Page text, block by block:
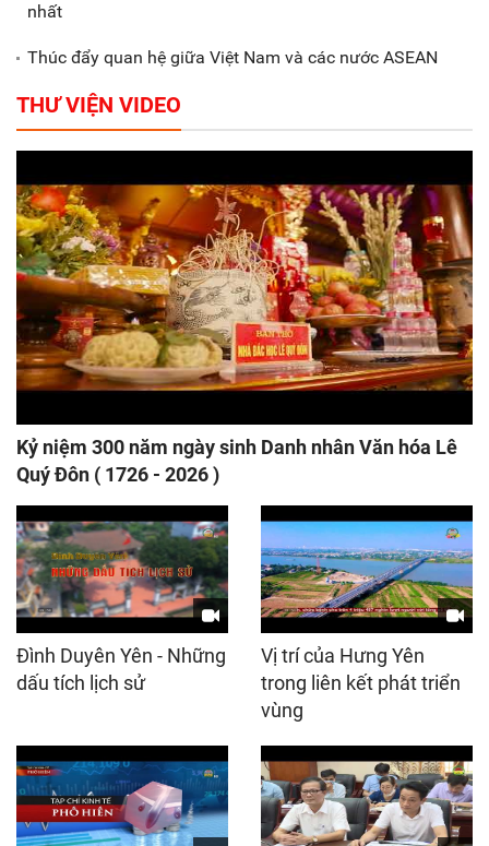
nhất
Thúc đẩy quan hệ giữa Việt Nam và các nước ASEAN
THƯ VIỆN VIDEO
Kỷ niệm 300 năm ngày sinh Danh nhân Văn hóa Lê
Quý Đôn ( 1726 - 2026 )
Đình Duyên Yên - Những
dấu tích lịch sử
Vị trí của Hưng Yên
trong liên kết phát triển
vùng